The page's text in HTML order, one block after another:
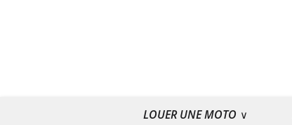
LOUER UNE MOTO